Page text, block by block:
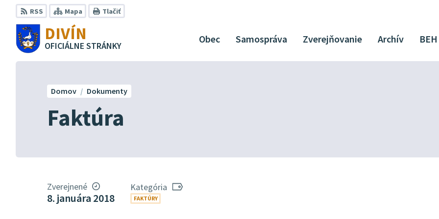
Preskočiť
na
obsah
RSS Mapa Tlačiť
DIVÍN
OFICIÁLNE STRÁNKY
Obec Samospráva Zverejňovanie Archív BEH
Faktúra
Domov Dokumenty
Zverejnené
8. januára 2018
Kategória
FAKTÚRY